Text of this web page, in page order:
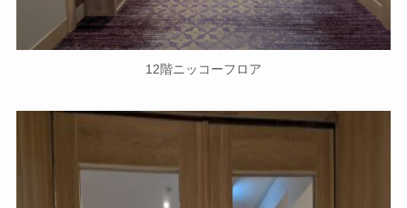
12階ニッコーフロア